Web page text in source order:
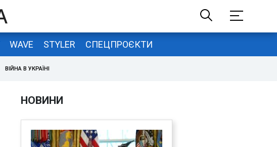
WAVE STYLER СПЕЦПРОЄКТИ
ВІЙНА В УКРАЇНІ
НОВИНИ